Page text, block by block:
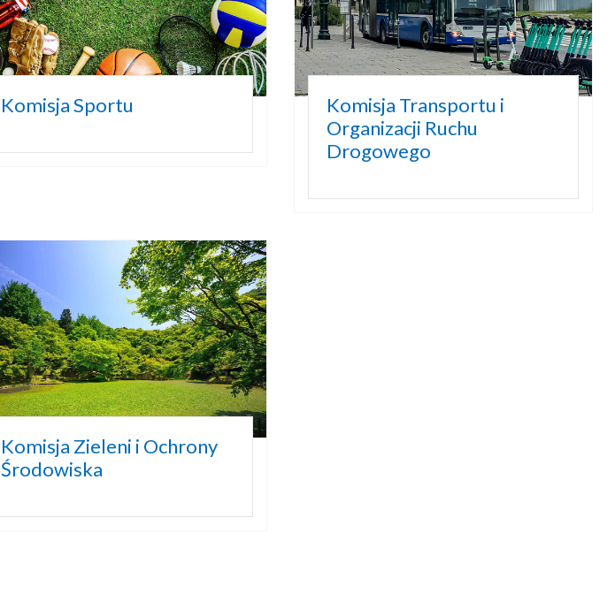
Komisja Sportu
Komisja Transportu i
Organizacji Ruchu
Drogowego
Komisja Zieleni i Ochrony
Środowiska